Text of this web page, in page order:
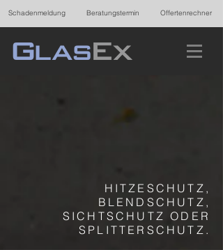
Schadenmeldung Beratungstermin Offertenrechner
HITZESCHUTZ,
BLENDSCHUTZ,
SICHTSCHUTZ ODER
SPLITTERSCHUTZ.